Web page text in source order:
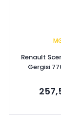
Renault
Gergisi